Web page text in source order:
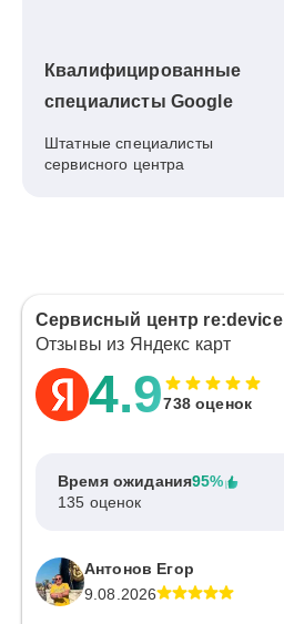
Квалифицированные
специалисты Google
Штатные специалисты
сервисного центра
Сервисный центр re:device
Отзывы из Яндекс карт
4.9738 оценок
Время ожидания95%
135 оценок
Антонов Егор
9.08.2026